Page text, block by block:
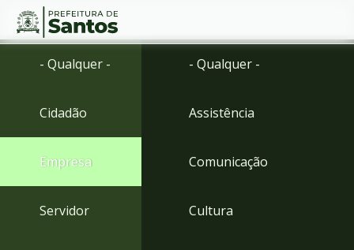
Ir
Ir
menu
Conteúdo
- Qualquer -
Cidadão
Empresa
Servidor
- Qualquer -
Assistência
Comunicação
Cultura